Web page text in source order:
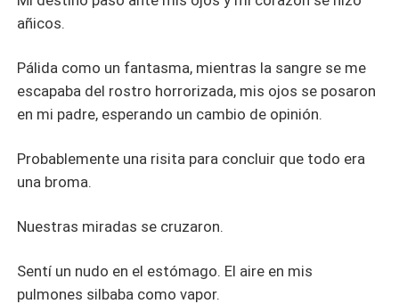
añicos.
Pálida como un fantasma, mientras la sangre se me
escapaba del rostro horrorizada, mis ojos se posaron
en mi padre, esperando un cambio de opinión.
Probablemente una risita para concluir que todo era
una broma.
Nuestras miradas se cruzaron.
Sentí un nudo en el estómago. El aire en mis
pulmones silbaba como vapor.